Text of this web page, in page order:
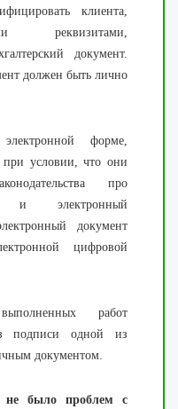
клиента,
реквизитами,
документ.
должен быть лично
форме,
при условии, что они
про
и электронный
документ
цифровой
работ
подписи одной из
документом.
не было проблем с